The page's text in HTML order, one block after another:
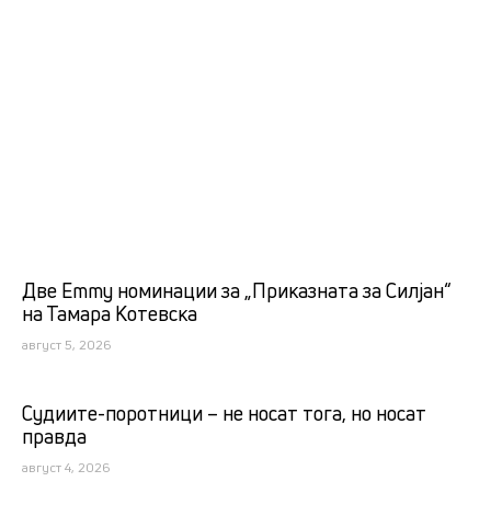
Две Emmy номинации за „Приказната за Силјан“
на Тамара Котевска
август 5, 2026
Судиите-поротници – не носат тога, но носат
правда
август 4, 2026